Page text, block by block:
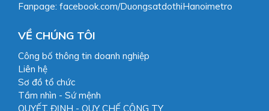
Fanpage: facebook.com/DuongsatdothiHanoimetro
VỀ CHÚNG TÔI
Công bố thông tin doanh nghiệp
Liên hệ
Sơ đồ tổ chức
Tầm nhìn - Sứ mệnh
QUYẾT ĐỊNH - QUY CHẾ CÔNG TY